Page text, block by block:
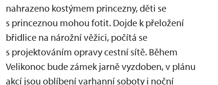
nahrazeno kostýmem princezny, děti se
s princeznou mohou fotit. Dojde k přeložení
břidlice na nárožní věžici, počítá se
s projektováním opravy cestní sítě. Během
Velikonoc bude zámek jarně vyzdoben, v plánu
akcí jsou oblíbení varhanní soboty i noční